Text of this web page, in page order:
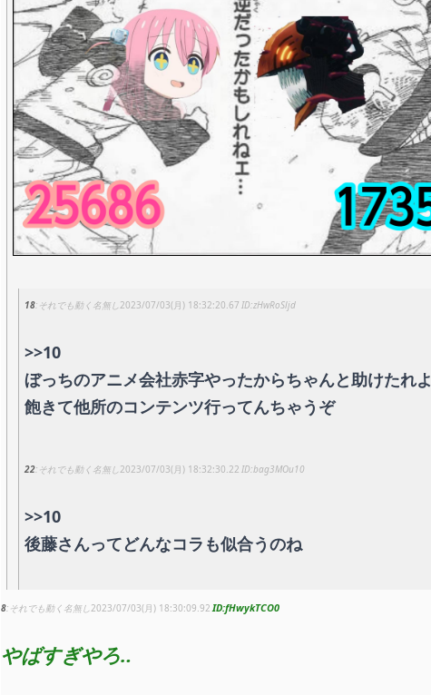
18 それでも動く名無し 2023/07/03(月) 18:32:20.67 zHwRoSljd
>>10
ぼっちのアニメ会社赤字やったからちゃんと助けたれよ
飽きて他所のコンテンツ行ってんちゃうぞ
22 それでも動く名無し 2023/07/03(月) 18:32:30.22 bag3MOu10
>>10
後藤さんってどんなコラも似合うのね
8 それでも動く名無し 2023/07/03(月) 18:30:09.92 fHwykTCO0
やばすぎやろ‥